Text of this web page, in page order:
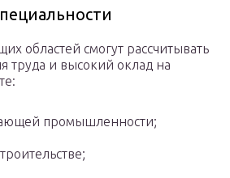
областей смогут рассчитывать
труда и высокий оклад на
промышленности;